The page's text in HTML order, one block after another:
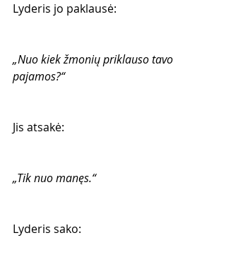
Lyderis jo paklausė:
„Nuo kiek žmonių priklauso tavo
pajamos?“
Jis atsakė:
„Tik nuo manęs.“
Lyderis sako: